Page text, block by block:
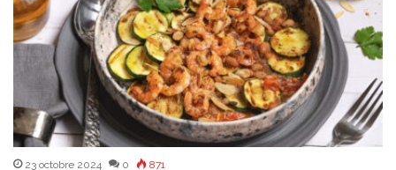
23 octobre 2024 0 871